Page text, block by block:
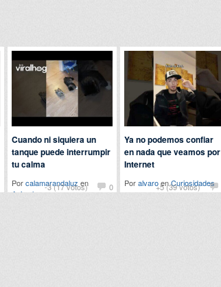
-3 (17 votos) 0
Cuando ni siquiera un
tanque puede interrumpir
tu calma
Porcalamarandaluz en
Animales
+5 (39 votos)
Ya no podemos confiar
en nada que veamos por
Internet
PoralvaroenCuriosidades